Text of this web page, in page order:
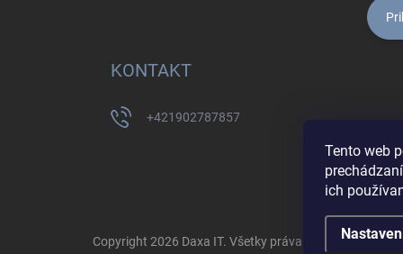
Tento web
ich
KONTAKT
+421902787857
Copyright 2026 Daxa IT. Všetky práva vyhradené.